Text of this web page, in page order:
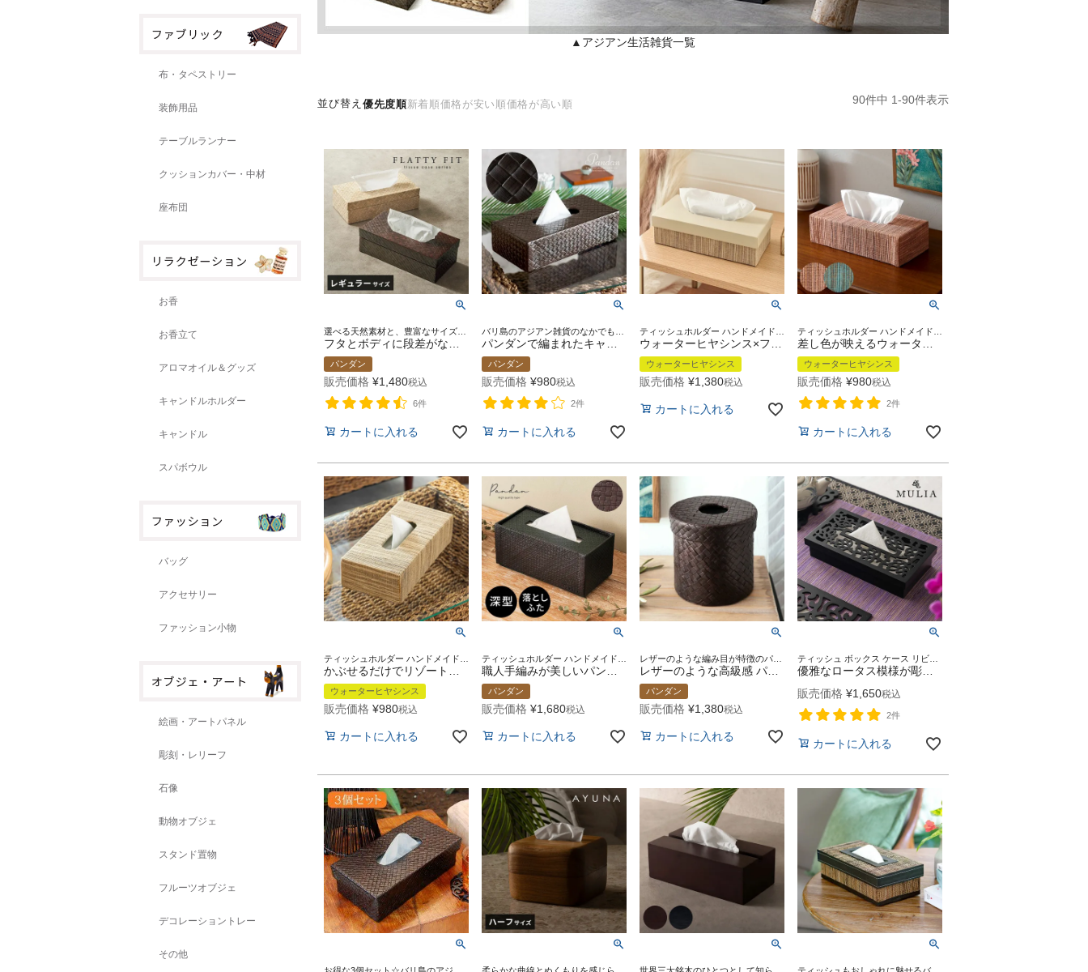
布・タペストリー
装飾用品
テーブルランナー
クッションカバー・中材
座布団
お香
お香立て
アロマオイル＆グッズ
キャンドルホルダー
キャンドル
スパボウル
バッグ
アクセサリー
ファッション小物
絵画・アートパネル
彫刻・レリーフ
石像
動物オブジェ
スタンド置物
フルーツオブジェ
デコレーショントレー
その他
▲アジアン生活雑貨一覧
並び替え優先度順新着順価格が安い順価格が高い順 90件中 1-90件表示
パンダン
販売価格 ¥1,480税込
6件
カートに入れる
パンダン
販売価格 ¥980税込
2件
カートに入れる
ウォーターヒヤシンス
販売価格 ¥1,380税込
カートに入れる
ウォーターヒヤシンス
販売価格 ¥980税込
2件
カートに入れる
ウォーターヒヤシンス
販売価格 ¥980税込
カートに入れる
パンダン
販売価格 ¥1,680税込
カートに入れる
パンダン
販売価格 ¥1,380税込
カートに入れる
販売価格 ¥1,650税込
2件
カートに入れる